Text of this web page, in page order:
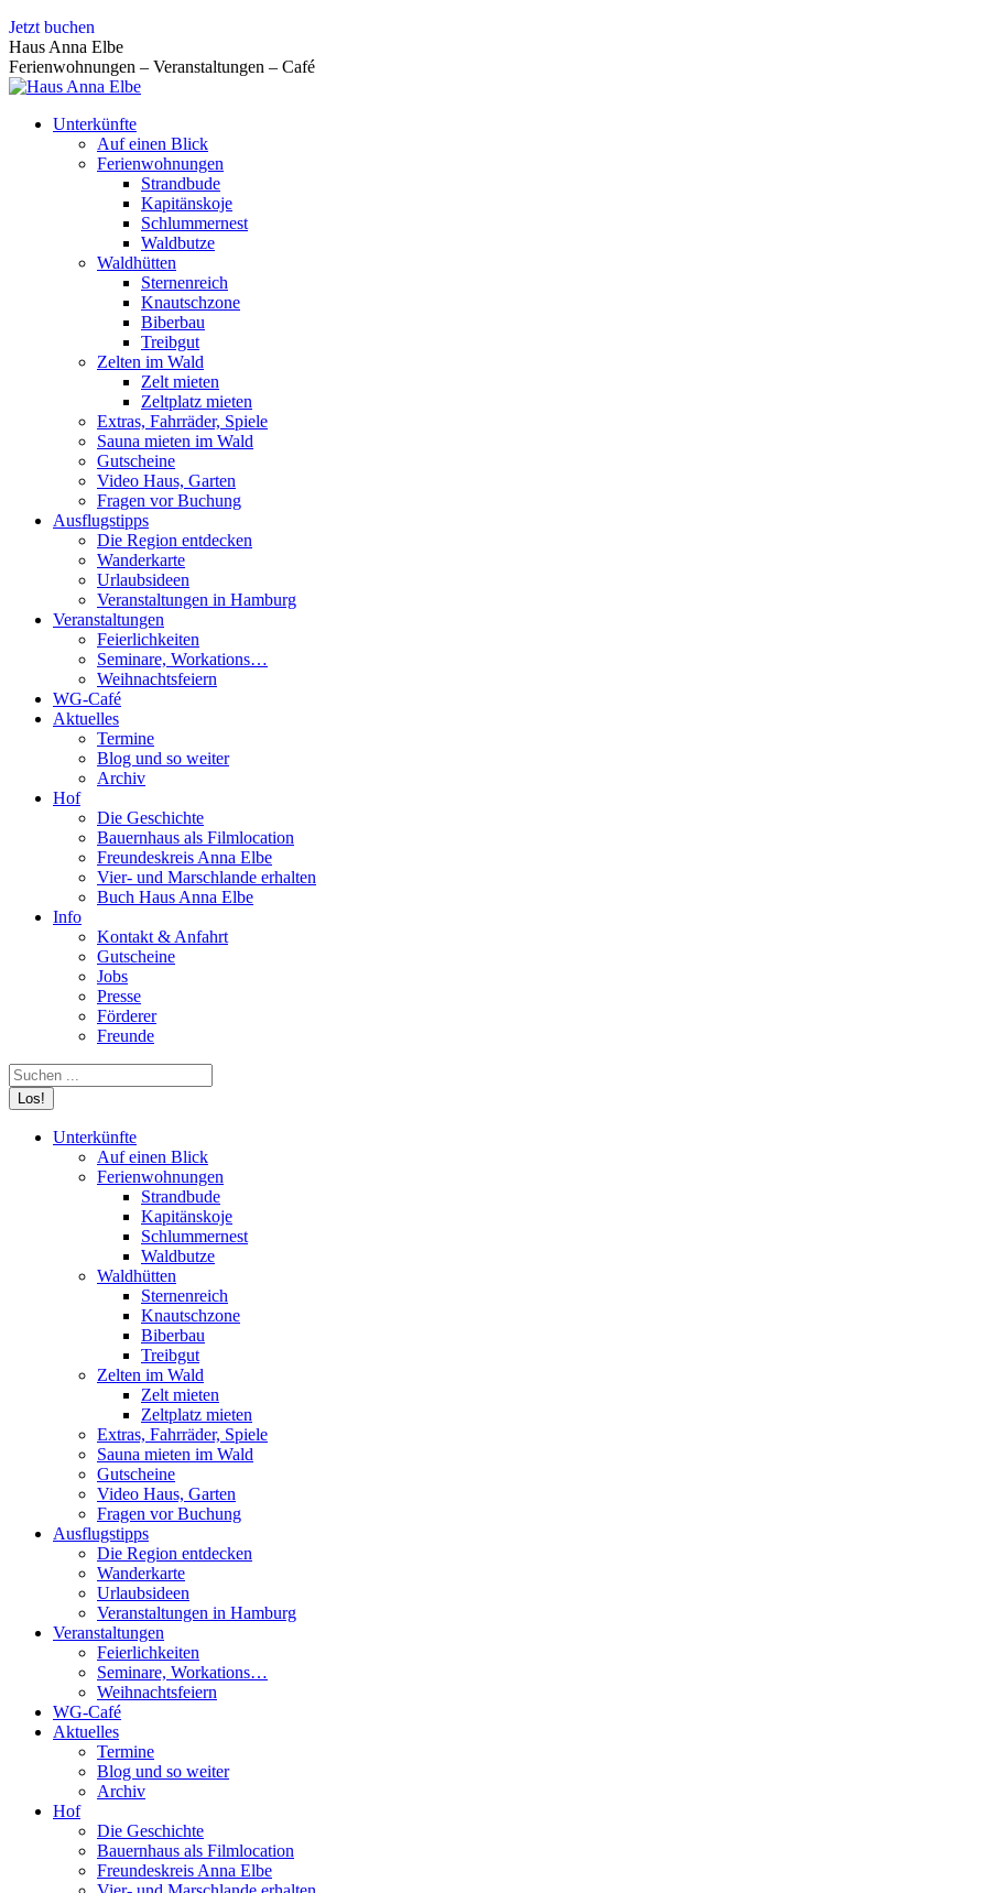
Zum
Inhalt
springen
Jetzt buchen
Haus Anna Elbe
Ferienwohnungen – Veranstaltungen – Café
Unterkünfte
Auf einen Blick
Ferienwohnungen
Strandbude
Kapitänskoje
Schlummernest
Waldbutze
Waldhütten
Sternenreich
Knautschzone
Biberbau
Treibgut
Zelten im Wald
Zelt mieten
Zeltplatz mieten
Extras, Fahrräder, Spiele
Sauna mieten im Wald
Gutscheine
Video Haus, Garten
Fragen vor Buchung
Ausflugstipps
Die Region entdecken
Wanderkarte
Urlaubsideen
Veranstaltungen in Hamburg
Veranstaltungen
Feierlichkeiten
Seminare, Workations…
Weihnachtsfeiern
WG-Café
Aktuelles
Termine
Blog und so weiter
Archiv
Hof
Die Geschichte
Bauernhaus als Filmlocation
Freundeskreis Anna Elbe
Vier- und Marschlande erhalten
Buch Haus Anna Elbe
Info
Kontakt & Anfahrt
Gutscheine
Jobs
Presse
Förderer
Freunde
Search:
Unterkünfte
Auf einen Blick
Ferienwohnungen
Strandbude
Kapitänskoje
Schlummernest
Waldbutze
Waldhütten
Sternenreich
Knautschzone
Biberbau
Treibgut
Zelten im Wald
Zelt mieten
Zeltplatz mieten
Extras, Fahrräder, Spiele
Sauna mieten im Wald
Gutscheine
Video Haus, Garten
Fragen vor Buchung
Ausflugstipps
Die Region entdecken
Wanderkarte
Urlaubsideen
Veranstaltungen in Hamburg
Veranstaltungen
Feierlichkeiten
Seminare, Workations…
Weihnachtsfeiern
WG-Café
Aktuelles
Termine
Blog und so weiter
Archiv
Hof
Die Geschichte
Bauernhaus als Filmlocation
Freundeskreis Anna Elbe